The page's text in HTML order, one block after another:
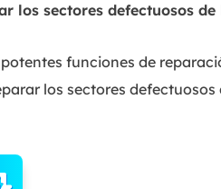
los sectores defectuosos
funciones de
los sectores